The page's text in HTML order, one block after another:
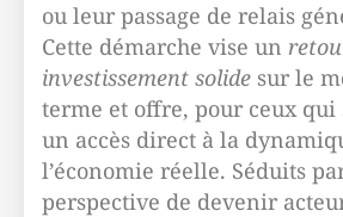
ou leur passage de relais
Cette démarche vise un
investissement solide sur le
terme et offre, pour ceux qui
un accès direct à la
l’économie réelle. Séduits
perspective de devenir